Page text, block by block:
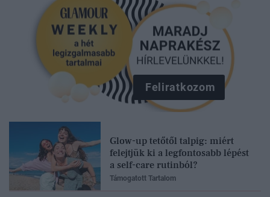
Feliratkozom
Glow-up tetőtől talpig: miért
felejtjük ki a legfontosabb lépést
a self-care rutinból?
Támogatott Tartalom